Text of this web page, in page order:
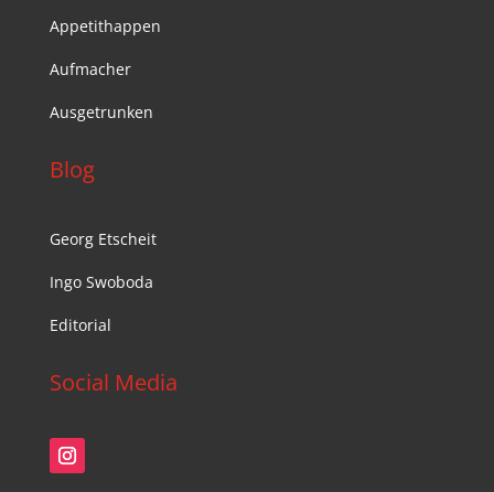
Appetithappen
Aufmacher
Ausgetrunken
Blog
Georg Etscheit
Ingo Swoboda
Editorial
Social Media